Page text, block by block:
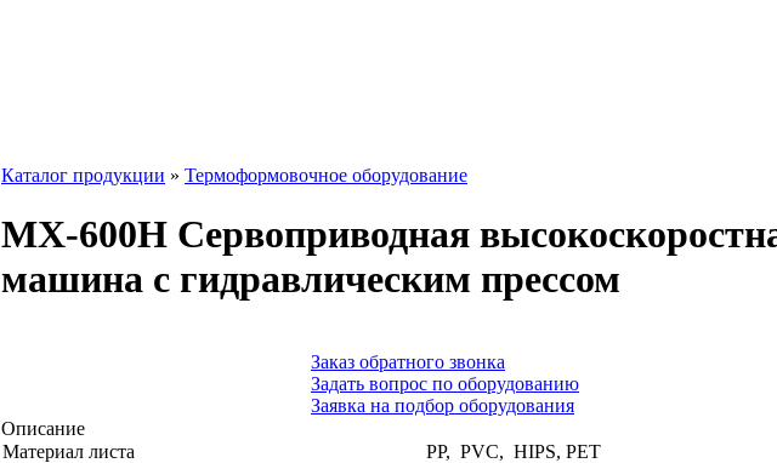
Каталог продукции » Термоформовочное оборудование
MX-600H Сервоприводная
машина с гидравлическим прессом
Заказ обратного звонка
Задать вопрос по оборудованию
Заявка на подбор оборудования
Описание
Материал листа
PP, PVC, HIPS, PET